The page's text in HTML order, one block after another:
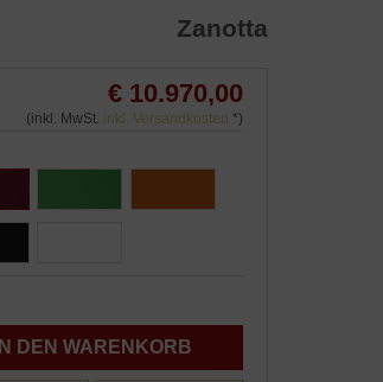
Zanotta
€ 10.970,00
(inkl. MwSt. inkl. Versandkosten *)
IN DEN WARENKORB